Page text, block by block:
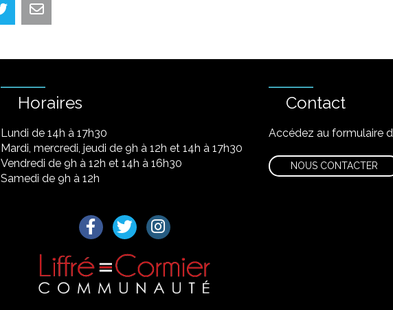
Horaires
Lundi de 14h à 17h30
Mardi, mercredi, jeudi de 9h à 12h et 14h à 17h30
Vendredi de 9h à 12h et 14h à 16h30
Samedi de 9h à 12h
Contact
Accédez au formulaire
NOUS CONTACTER
Lien vers le compte Facebook
Lien vers le compte Twitter
Lien vers le compte Instagram